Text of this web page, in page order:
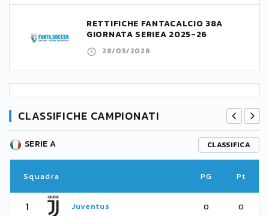
RETTIFICHE FANTACALCIO 38A
GIORNATA SERIEA 2025-26
28/05/2026
CLASSIFICHE CAMPIONATI
SERIE A CLASSIFICA
Squadra PG Pt
1 Juventus 0 0